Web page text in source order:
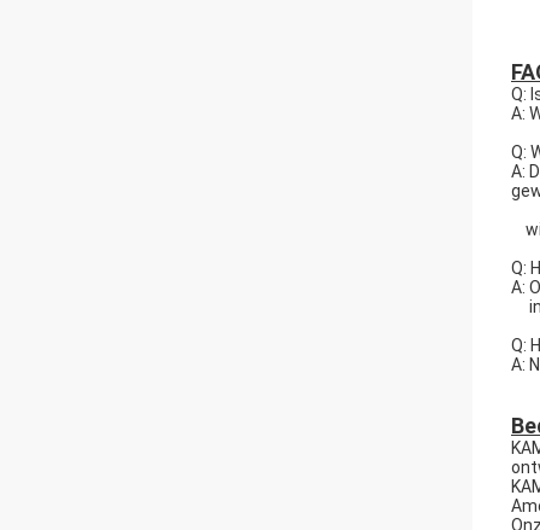
Q:
A:
Q:
A:
Q:
A:
in
Q:
A: